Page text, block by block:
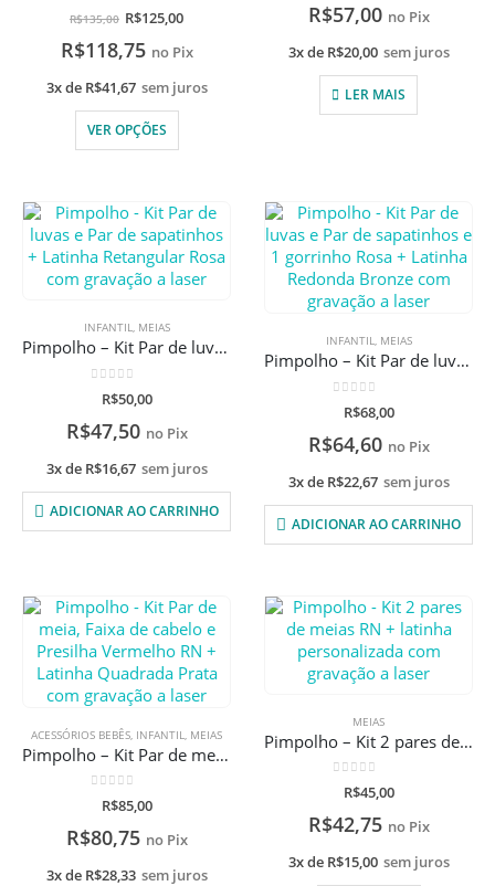
de 5
R$135,00 R$125,00
R$118,75 no Pix
3x de R$41,67 sem juros
VER OPÇÕES
R$57,00 no Pix
3x de R$20,00 sem juros
LER MAIS
INFANTIL, MEIAS
Pimpolho – Kit Par de luvas e Par de sapatinhos + Latinha Retangular Rosa com gravação a laser
de 5
R$50,00
R$47,50 no Pix
3x de R$16,67 sem juros
ADICIONAR AO CARRINHO
INFANTIL, MEIAS
Pimpolho – Kit Par de luvas e Par de sapatinhos e 1 gorrinho Rosa + Latinha Redonda Bronze com gravação a laser
de 5
R$68,00
R$64,60 no Pix
3x de R$22,67 sem juros
ADICIONAR AO CARRINHO
ACESSÓRIOS BEBÊS INFANTIL MEIAS
Pimpolho – Kit Par de meia, Faixa de cabelo e Presilha Vermelho RN + Latinha Quadrada Prata com gravação a laser
de 5
R$85,00
R$80,75 no Pix
3x de R$28,33 sem juros
MEIAS
Pimpolho – Kit 2 pares de meias RN + latinha personalizada com gravação a laser
de 5
R$45,00
R$42,75 no Pix
3x de R$15,00 sem juros